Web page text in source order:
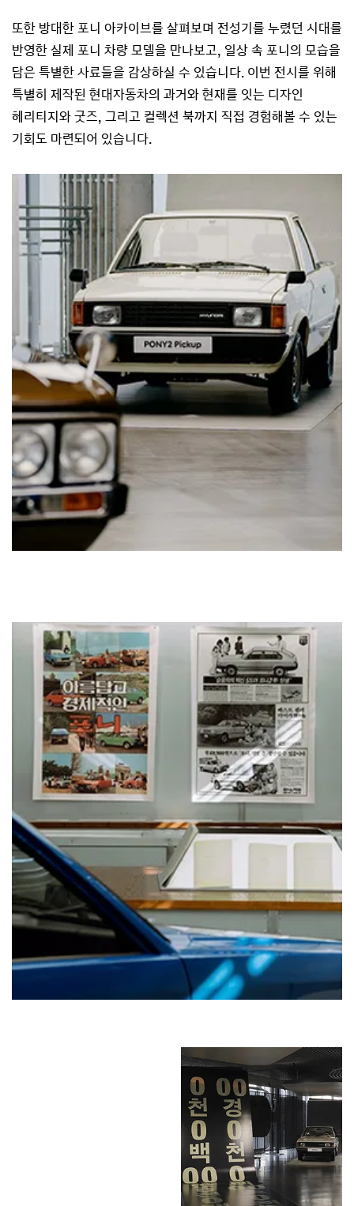
또한 방대한 포니 아카이브를 살펴보며 전성기를 누렸던 시대를
반영한 실제 포니 차량 모델을 만나보고, 일상 속 포니의 모습을
담은 특별한 사료들을 감상하실 수 있습니다. 이번 전시를 위해
특별히 제작된 현대자동차의 과거와 현재를 잇는 디자인
헤리티지와 굿즈, 그리고 컬렉션 북까지 직접 경험해볼 수 있는
기회도 마련되어 있습니다.